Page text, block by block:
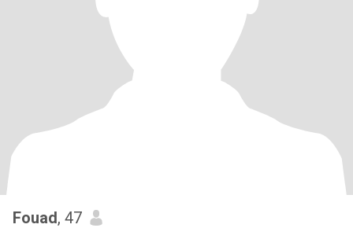
Fouad, 47